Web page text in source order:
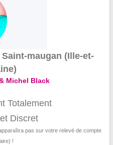
maugan (Ille-et-
Michel Black
Totalement
Discret
pas sur votre relevé de compte
!